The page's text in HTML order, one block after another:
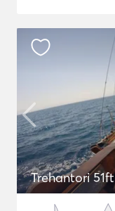
Trehantori 51ft